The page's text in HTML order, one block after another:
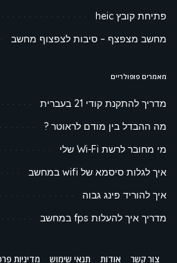
פתיחת קובץ heic
מחשב מצפצף – סיבות לצפצוף מחשב
מאמרים פופולריים
מדריך להתקנת קודי 21 בעברית
מה ההבדל בין מודם לראוטר ?
מי מחובר לרשת Wi-Fi שלי
איך לגלות סיסמא של wifi במחשב
איך להוריד פינג גבוה
מדריך איך להעלות fps במחשב
צור קשר אודות תנאי שימוש מדיניות